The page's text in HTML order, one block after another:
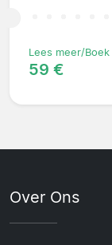
Lees meer/Boek
59 €
Over Ons